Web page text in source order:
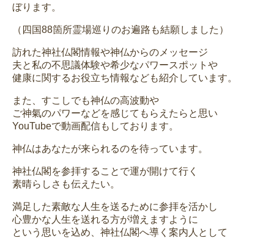
ぼります。
（四国88箇所霊場巡りのお遍路も結願しました）
訪れた神社仏閣情報や神仏からのメッセージ
夫と私の不思議体験や希少なパワースポットや
健康に関するお役立ち情報なども紹介しています。
また、すこしでも神仏の高波動や
ご神氣のパワーなどを感じてもらえたらと思い
YouTubeで動画配信もしております。
神仏はあなたが来られるのを待っています。
神社仏閣を参拝することで運が開けて行く
素晴らしさも伝えたい。
満足した素敵な人生を送るために参拝を活かし
心豊かな人生を送れる方が増えますように
という思いを込め、神社仏閣へ導く案内人として